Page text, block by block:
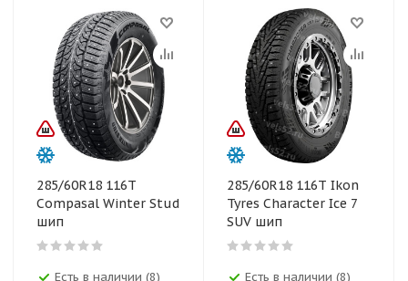
285/60R18 116T
Compasal Winter Stud
шип
Есть в наличии (8)
285/60R18 116T Ikon
Tyres Character Ice 7
SUV шип
Есть в наличии (8)